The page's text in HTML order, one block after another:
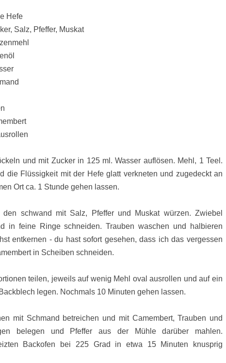
Hefe
Salz, Pfeffer, Muskat
und mit Zucker in 125 ml. Wasser auflösen. Mehl, 1 Teel.
die Flüssigkeit mit der Hefe glatt verkneten und zugedeckt an
Ort ca. 1 Stunde gehen lassen.
den schwand mit Salz, Pfeffer und Muskat würzen. Zwiebel
in feine Ringe schneiden. Trauben waschen und halbieren
entkernen - du hast sofort gesehen, dass ich das vergessen
in Scheiben schneiden.
teilen, jeweils auf wenig Mehl oval ausrollen und auf ein
legen. Nochmals 10 Minuten gehen lassen.
mit Schmand betreichen und mit Camembert, Trauben und
belegen und Pfeffer aus der Mühle darüber mahlen.
Backofen bei 225 Grad in etwa 15 Minuten knusprig